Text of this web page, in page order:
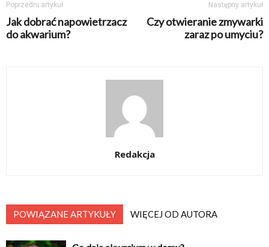
Poprzedni artykuł
Jak dobrać napowietrzacz
do akwarium?
Następny artykuł
Czy otwieranie zmywarki
zaraz po umyciu?
Redakcja
POWIĄZANE ARTYKUŁY WIĘCEJ OD AUTORA